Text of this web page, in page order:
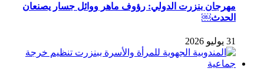
مهرجان بنزرت الدولي: رؤوف ماهر ووائل جسار يصنعان
الحدث￼
31 يوليو 2026